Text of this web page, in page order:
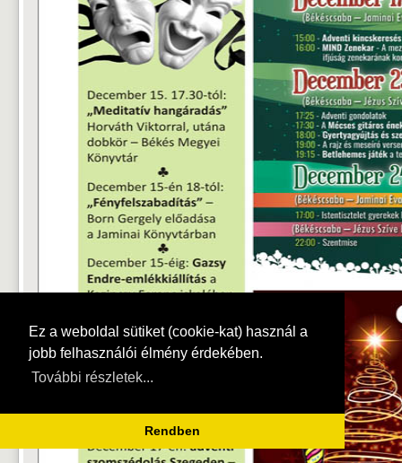
Ez a weboldal sütiket (cookie-kat) használ a
jobb felhasználói élmény érdekében.
További részletek...
Rendben